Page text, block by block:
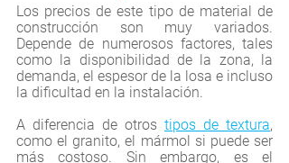
Los precios de este tipo de material de
construcción son muy variados.
Depende de numerosos factores, tales
como la disponibilidad de la zona, la
demanda, el espesor de la losa e incluso
la dificultad en la instalación.
A diferencia de otros tipos de textura,
como el granito, el mármol si puede ser
más costoso. Sin embargo, es el